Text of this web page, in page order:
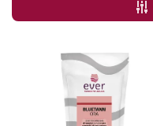
Najdrahšie
Abecedne